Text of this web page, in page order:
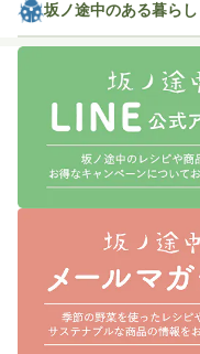
坂ノ途中のある暮らし